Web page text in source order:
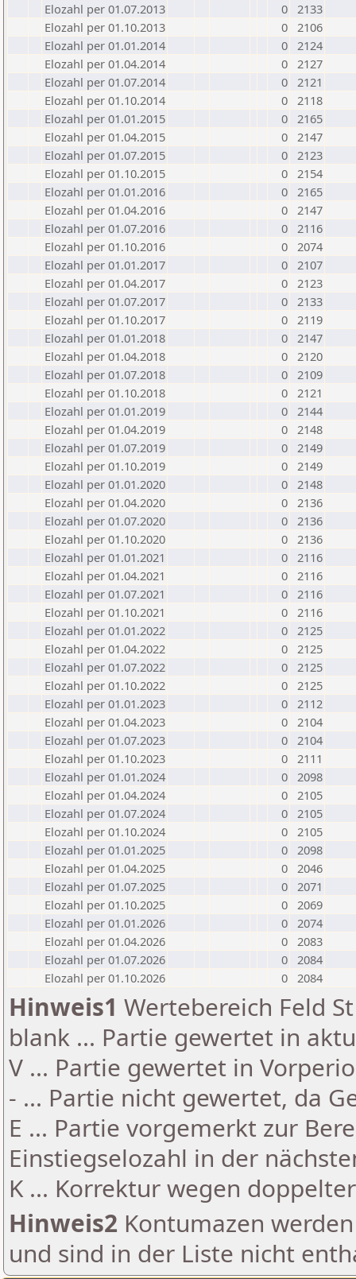
Elozahl per 01.07.2013
0 2133
Elozahl per 01.10.2013
0 2106
Elozahl per 01.01.2014
0 2124
Elozahl per 01.04.2014
0 2127
Elozahl per 01.07.2014
0 2121
Elozahl per 01.10.2014
0 2118
Elozahl per 01.01.2015
0 2165
Elozahl per 01.04.2015
0 2147
Elozahl per 01.07.2015
0 2123
Elozahl per 01.10.2015
0 2154
Elozahl per 01.01.2016
0 2165
Elozahl per 01.04.2016
0 2147
Elozahl per 01.07.2016
0 2116
Elozahl per 01.10.2016
0 2074
Elozahl per 01.01.2017
0 2107
Elozahl per 01.04.2017
0 2123
Elozahl per 01.07.2017
0 2133
Elozahl per 01.10.2017
0 2119
Elozahl per 01.01.2018
0 2147
Elozahl per 01.04.2018
0 2120
Elozahl per 01.07.2018
0 2109
Elozahl per 01.10.2018
0 2121
Elozahl per 01.01.2019
0 2144
Elozahl per 01.04.2019
0 2148
Elozahl per 01.07.2019
0 2149
Elozahl per 01.10.2019
0 2149
Elozahl per 01.01.2020
0 2148
Elozahl per 01.04.2020
0 2136
Elozahl per 01.07.2020
0 2136
Elozahl per 01.10.2020
0 2136
Elozahl per 01.01.2021
0 2116
Elozahl per 01.04.2021
0 2116
Elozahl per 01.07.2021
0 2116
Elozahl per 01.10.2021
0 2116
Elozahl per 01.01.2022
0 2125
Elozahl per 01.04.2022
0 2125
Elozahl per 01.07.2022
0 2125
Elozahl per 01.10.2022
0 2125
Elozahl per 01.01.2023
0 2112
Elozahl per 01.04.2023
0 2104
Elozahl per 01.07.2023
0 2104
Elozahl per 01.10.2023
0 2111
Elozahl per 01.01.2024
0 2098
Elozahl per 01.04.2024
0 2105
Elozahl per 01.07.2024
0 2105
Elozahl per 01.10.2024
0 2105
Elozahl per 01.01.2025
0 2098
Elozahl per 01.04.2025
0 2046
Elozahl per 01.07.2025
0 2071
Elozahl per 01.10.2025
0 2069
Elozahl per 01.01.2026
0 2074
Elozahl per 01.04.2026
0 2083
Elozahl per 01.07.2026
0 2084
Elozahl per 01.10.2026
0 2084
Hinweis1 Wertebereich Feld
blank ... Partie gewertet in
V ... Partie gewertet in
- ... Partie nicht gewertet, da
E ... Partie vorgemerkt zur
Einstiegselozahl in der
K ... Korrektur wegen
Hinweis2 Kontumazen
und sind in der Liste nicht